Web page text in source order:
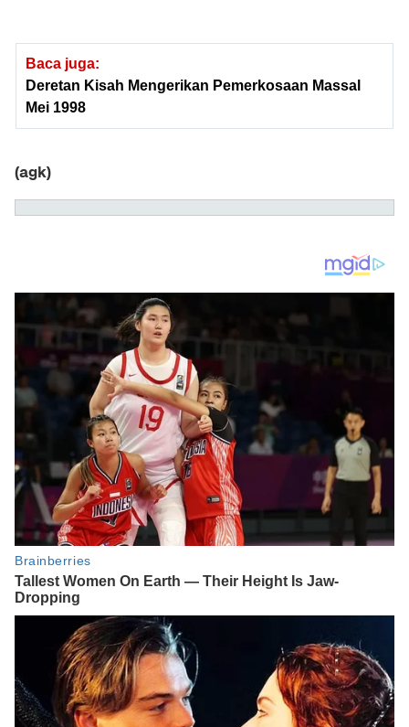
Baca juga:
Deretan Kisah Mengerikan Pemerkosaan Massal
Mei 1998
(agk)